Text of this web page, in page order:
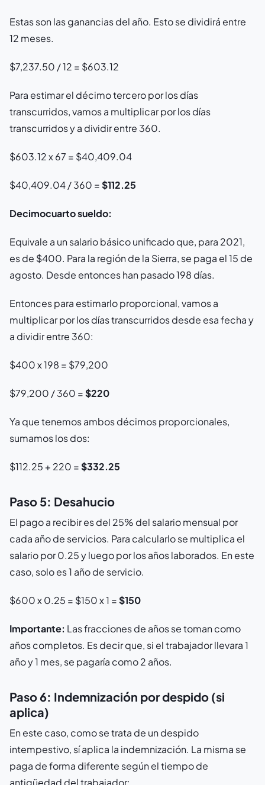
Estas son las ganancias del año. Esto se dividirá entre
12 meses.
$7,237.50 / 12 = $603.12
Para estimar el décimo tercero por los días
transcurridos, vamos a multiplicar por los días
transcurridos y a dividir entre 360.
$603.12 x 67 = $40,409.04
$40,409.04 / 360 =$112.25
Decimocuarto sueldo:
Equivale a un salario básico unificado que, para 2021,
es de $400. Para la región de la Sierra, se paga el 15 de
agosto. Desde entonces han pasado 198 días.
Entonces para estimarlo proporcional, vamos a
multiplicar por los días transcurridos desde esa fecha y
a dividir entre 360:
$400 x 198 = $79,200
$79,200 / 360 =$220
Ya que tenemos ambos décimos proporcionales,
sumamos los dos:
$112.25 + 220 =$332.25
Paso 5: Desahucio
El pago a recibir es del 25% del salario mensual por
cada año de servicios. Para calcularlo se multiplica el
salario por 0.25 y luego por los años laborados. En este
caso, solo es 1 año de servicio.
$600 x 0.25 = $150 x 1 =$150
Importante: Las fracciones de años se toman como
años completos. Es decir que, si el trabajador llevara 1
año y 1 mes, se pagaría como 2 años.
Paso 6: Indemnización por despido (si
aplica)
En este caso, como se trata de un despido
intempestivo, sí aplica la indemnización. La misma se
paga de forma diferente según el tiempo de
antigüedad del trabajador: